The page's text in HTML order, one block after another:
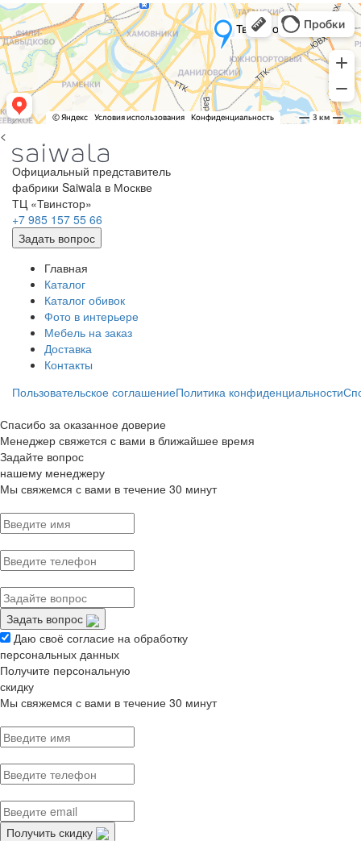
<
Официальный представитель
фабрики Saiwala в Москве
ТЦ «Твинстор»
+7 985 157 55 66
Задать вопрос
Главная
Каталог
Каталог обивок
Фото в интерьере
Мебель на заказ
Доставка
Контакты
Пользовательское соглашениеПолитика конфиденциальности
Спасибо за оказанное доверие
Менеджер свяжется с вами в ближайшее время
Задайте вопрос
нашему менеджеру
Мы свяжемся с вами в течение 30 минут
Задать вопрос
Даю своё согласие на обработку
персональных данных
Получите персональную
скидку
Мы свяжемся с вами в течение 30 минут
Получить скидку